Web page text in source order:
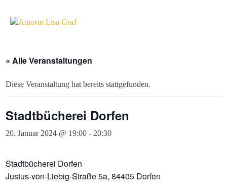
« Alle Veranstaltungen
Diese Veranstaltung hat bereits stattgefunden.
Stadtbücherei Dorfen
20. Januar 2024 @ 19:00 - 20:30
Stadtbücherei Dorfen
Justus-von-Liebig-Straße 5a, 84405 Dorfen